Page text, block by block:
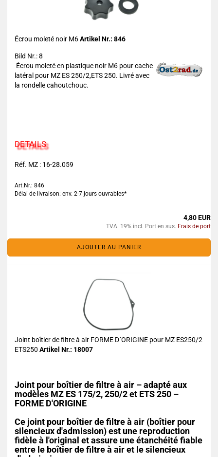
Écrou moleté noir M6Artikel Nr.: 846
Bild Nr.: 8
Écrou moleté en plastique noir M6 pour cache
latéral pour MZ ES 250/2,ETS 250. Livré avec
la rondelle cahoutchouc.
DETAILS
Réf. MZ : 16-28.059
Art.Nr.: 846
Délai de livraison: env. 2-7 jours ouvrables*
4,80 EUR
TVA. 19% incl. Port en sus. Frais de port
AJOUTER AU PANIER
Joint boîtier de filtre à air FORME D´ORIGINE pour MZ ES250/2
ETS250 Artikel Nr.: 18007
Joint pour boîtier de filtre à air – adapté aux
modèles MZ ES 175/2, 250/2 et ETS 250 –
FORME D'ORIGINE
Ce joint pour boîtier de filtre à air (boîtier pour
silencieux d'admission) est une reproduction
fidèle à l'original et assure une étanchéité fiable
entre le boîtier de filtre à air et le silencieux